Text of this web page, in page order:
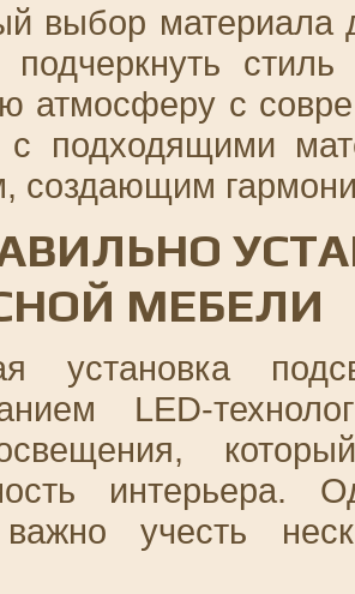
выбор материала
подчеркнуть
атмосферу с
с подходящими
создающим
МЕБЕЛИ
установка
LED-
интерьера.
учесть